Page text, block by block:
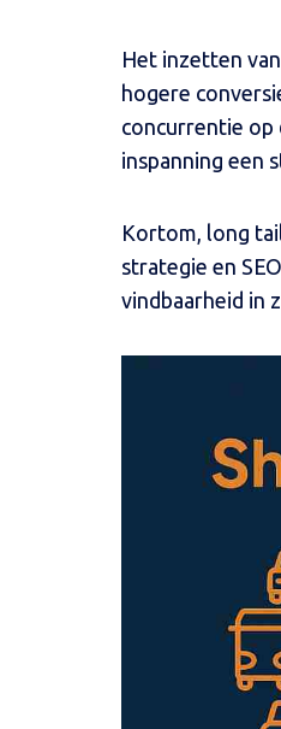
Het inzetten
hogere
concurrentie op
inspanning een
Kortom, long
strategie en
vindbaarheid in